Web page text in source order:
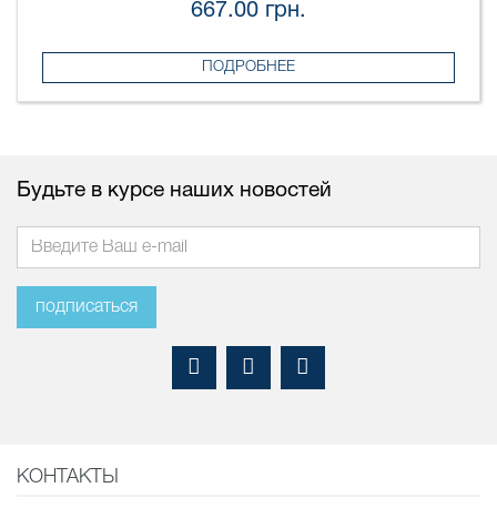
667.00 грн.
ПОДРОБНЕЕ
Будьте в курсе наших новостей
подписаться
КОНТАКТЫ